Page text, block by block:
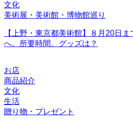
文化
美術展・美術館・博物館巡り
【上野・東京都美術館】８月20日ま
へ。所要時間、グッズは？
お店
商品紹介
文化
生活
贈り物・プレゼント